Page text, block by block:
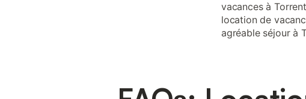
vacances à
location de
agréable séjour à